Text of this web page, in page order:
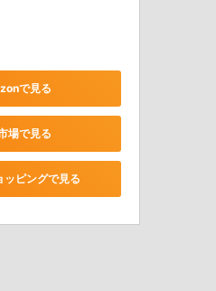
で見る
場で見る
ピングで見る